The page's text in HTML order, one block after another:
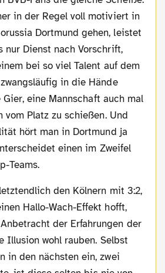
in der Regel voll motiviert in
Dortmund gehen, leistet
nur Dienst nach Vorschrift,
bei so viel Talent auf dem
in die Hände
Gier, eine Mannschaft auch mal
vom Platz zu schießen. Und
hört man in Dortmund ja
einen im Zweifel
Teams.
Hallo-Wach-Effekt hofft,
der Erfahrungen der
Illusion wohl rauben. Selbst
in den nächsten ein, zwei